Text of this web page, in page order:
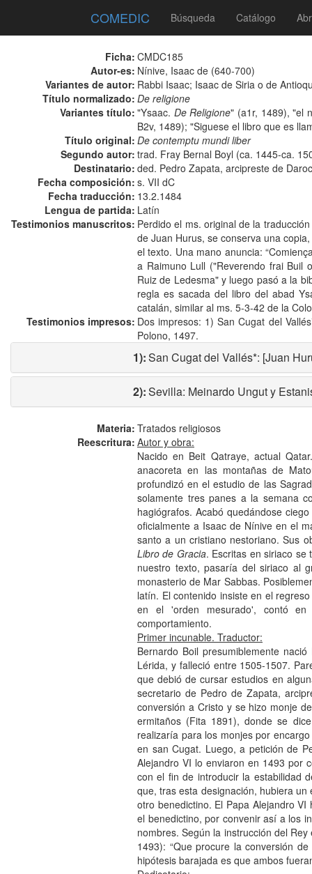
COMEDIC Búsqueda Catálogo
Ficha: CMDC185
Autor-es: Nínive, Isaac de (640-700)
Variantes de autor: Rabbi Isaac; Isaac de Siria o de
Título normalizado: De religione
Variantes título: "Ysaac. De Religione" (a1r, 1489), "el
B2v, 1489); "Siguese el libro que es
Título original: De contemptu mundi liber
Segundo autor: trad. Fray Bernal Boyl (ca. 1445-ca.
Destinatario: ded. Pedro Zapata, arcipreste de
Fecha composición: s. VII dC
Fecha traducción: 13.2.1484
Lengua de partida: Latín
Testimonios manuscritos: Perdido el ms. original de la
de Juan Hurus, se conserva una
el texto. Una mano anuncia:
a Raimuno Lull ("Reverendo frai Buil
Ruiz de Ledesma" y luego pasó a la
regla es sacada del libro del abad
catalán, similar al ms. 5-3-42 de la
Testimonios impresos: Dos impresos: 1) San Cugat del
Polono, 1497.
1):San Cugat del Vallés*: [Juan
2):Sevilla: Meinardo Ungut y
Materia: Tratados religiosos
Reescritura: Autor y obra:
Nacido en Beit Qatraye, actual
anacoreta en las montañas de
profundizó en el estudio de las
solamente tres panes a la semana
hagiógrafos. Acabó quedándose
oficialmente a Isaac de Nínive en el
santo a un cristiano nestoriano. Sus
Libro de Gracia. Escritas en siriaco
nuestro texto, pasaría del siriaco al
monasterio de Mar Sabbas.
latín. El contenido insiste en el
en el 'orden mesurado', contó
comportamiento.
Primer incunable. Traductor:
Bernardo Boil presumiblemente
Lérida, y falleció entre 1505-1507.
que debió de cursar estudios en
secretario de Pedro de Zapata,
conversión a Cristo y se hizo monje
ermitaños (Fita 1891), donde se
realizaría para los monjes por
en san Cugat. Luego, a petición de
Alejandro VI lo enviaron en 1493 por
con el fin de introducir la estabilidad
que, tras esta designación, hubiera
otro benedictino. El Papa Alejandro
el benedictino, por convenir así a los
nombres. Según la instrucción del
1493): “Que procure la conversión
hipótesis barajada es que ambos